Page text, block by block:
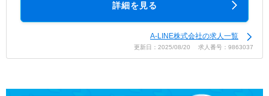
詳細を見る
A-LINE株式会社の求人一覧
更新日：2025/08/20 求人番号：9863037